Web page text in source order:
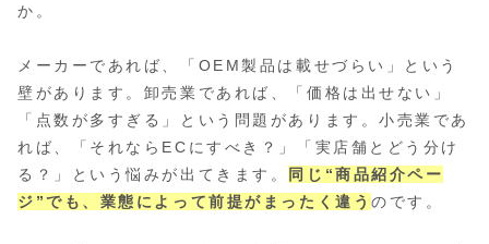
か。
メーカーであれば、「OEM製品は載せづらい」という
壁があります。卸売業であれば、「価格は出せない」
「点数が多すぎる」という問題があります。小売業であ
れば、「それならECにすべき？」「実店舗とどう分け
る？」という悩みが出てきます。 同じ“商品紹介ペー
ジ”でも、業態によって前提がまったく違うのです。